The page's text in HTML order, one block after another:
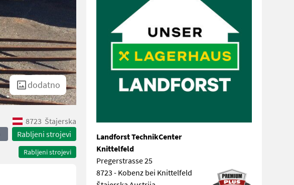
dodatno
8723 Štajerska
Rabljeni strojevi
Rabljeni strojevi
Landforst TechnikCenter
Knittelfeld
Pregerstrasse 25
8723 - Kobenz bei Knittelfeld